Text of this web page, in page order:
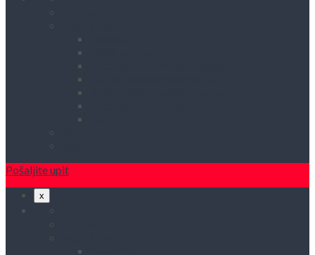
Pošaljite upit
x